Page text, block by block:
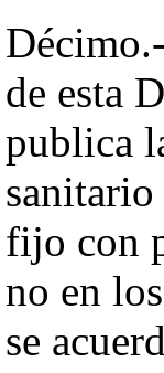
de esta
publica
fijo con
no en
se